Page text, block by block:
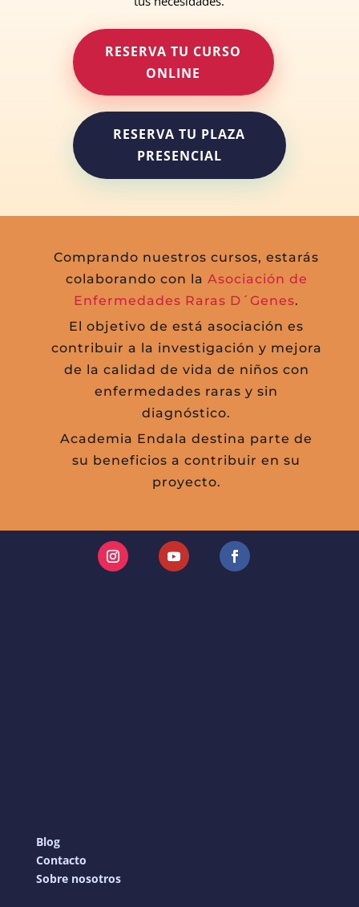
RESERVA TU CURSO
ONLINE
RESERVA TU PLAZA
PRESENCIAL
Comprando nuestros cursos, estarás
colaborando con la Asociación de
Enfermedades Raras D´Genes.
El objetivo de está asociación es
contribuir a la investigación y mejora
de la calidad de vida de niños con
enfermedades raras y sin
diagnóstico.
Academia Endala destina parte de
su beneficios a contribuir en su
proyecto.
Instagram YouTube Facebook
Blog
Contacto
Sobre nosotros